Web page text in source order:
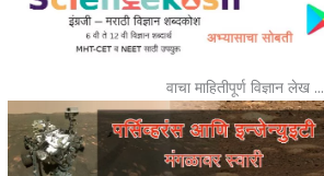
वाचा माहितीपूर्ण विज्ञान लेख …